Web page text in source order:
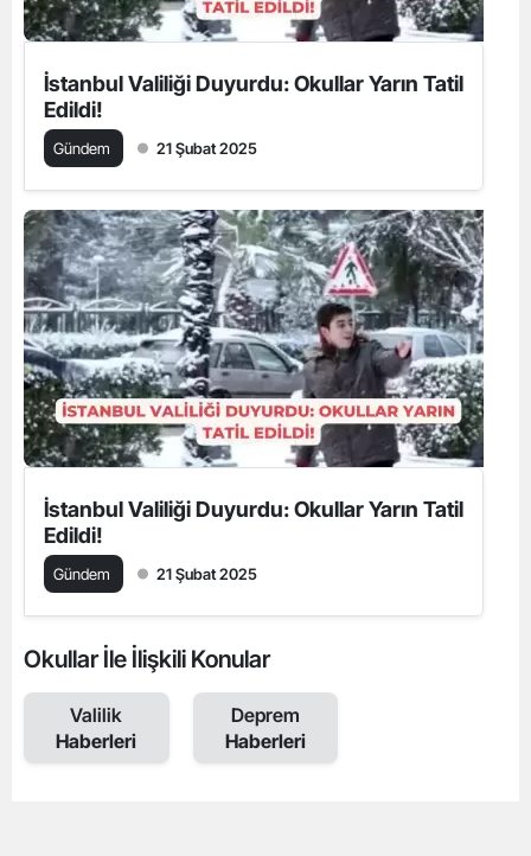
İstanbul Valiliği Duyurdu: Okullar Yarın Tatil
Edildi!
Gündem 21 Şubat 2025
İstanbul Valiliği Duyurdu: Okullar Yarın Tatil
Edildi!
Gündem 21 Şubat 2025
Okullar İle İlişkili Konular
Valilik
Haberleri
Deprem
Haberleri